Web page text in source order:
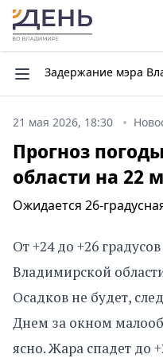
Задержание мэра
21 мая 2026, 18:30
Прогноз
области на 22
Ожидается 26-
От +24 до +26
Владимирской
Осадков не будет,
Днем за окном
ясно. Жара спадет до